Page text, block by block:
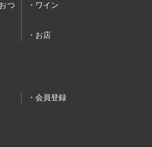
つ
ワイン
お店
会員登録